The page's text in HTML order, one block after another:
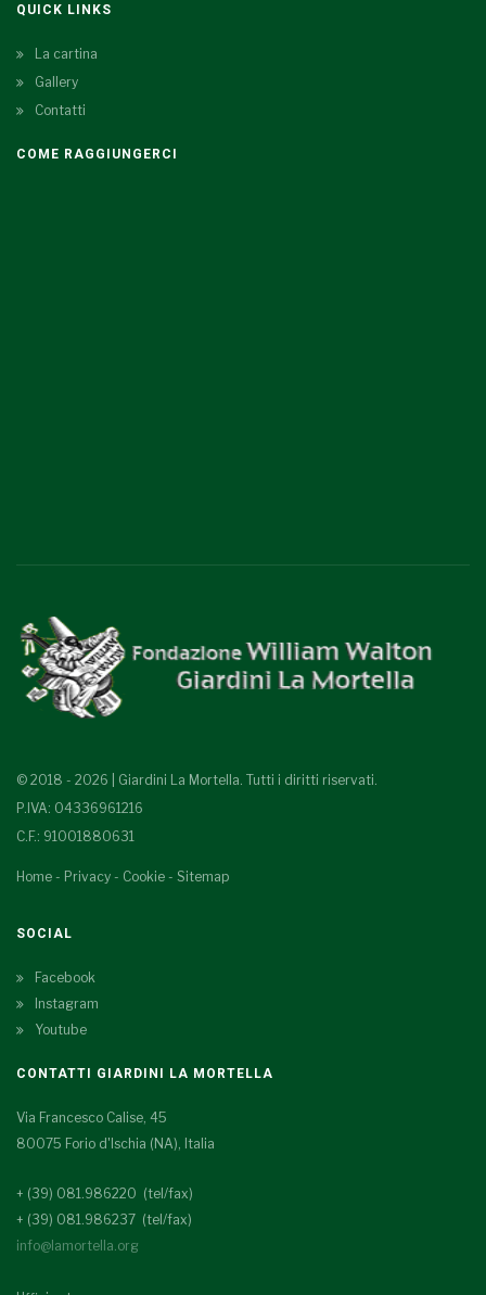
QUICK LINKS
La cartina
Gallery
Contatti
COME RAGGIUNGERCI
© 2018 - 2026 | Giardini La Mortella. Tutti i diritti riservati.
P.IVA: 04336961216
C.F.: 91001880631
Home - Privacy - Cookie - Sitemap
SOCIAL
Facebook
Instagram
Youtube
CONTATTI GIARDINI LA MORTELLA
Via Francesco Calise, 45
80075 Forio d'Ischia (NA), Italia
+ (39) 081.986220 (tel/fax)
+ (39) 081.986237 (tel/fax)
info@lamortella.org